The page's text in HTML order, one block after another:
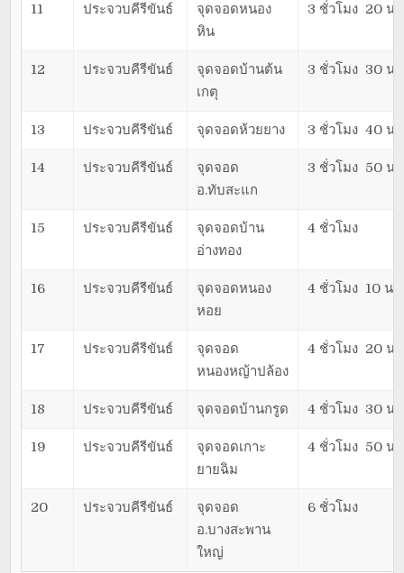
11 ประจวบคีรีขันธ์
จุดจอดหนอง
หิน
3 ชั่วโมง 20 น
12 ประจวบคีรีขันธ์
จุดจอดบ้านต้น
เกตุ
3 ชั่วโมง 30 น
13 ประจวบคีรีขันธ์ จุดจอดห้วยยาง 3 ชั่วโมง 40 น
14 ประจวบคีรีขันธ์
จุดจอด
อ.ทับสะแก
3 ชั่วโมง 50 น
15 ประจวบคีรีขันธ์
จุดจอดบ้าน
อ่างทอง
4 ชั่วโมง
16 ประจวบคีรีขันธ์
จุดจอดหนอง
หอย
4 ชั่วโมง 10 นา
17 ประจวบคีรีขันธ์
จุดจอด
หนองหญ้าปล้อง
4 ชั่วโมง 20 น
18 ประจวบคีรีขันธ์ จุดจอดบ้านกรูด 4 ชั่วโมง 30 น
19 ประจวบคีรีขันธ์
จุดจอดเกาะ
ยายฉิม
4 ชั่วโมง 50 น
20 ประจวบคีรีขันธ์
จุดจอด
อ.บางสะพาน
ใหญ่
6 ชั่วโมง